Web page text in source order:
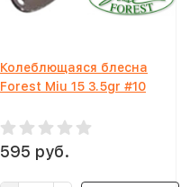
Колеблющаяся блесна
Forest Miu 15 3.5gr #10
595 руб.